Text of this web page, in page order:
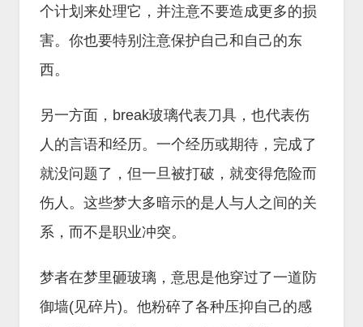
个计划来处理它，并注意不要造成更多的损
害。你也要特别注意保护自己和自己的东
西。
另一方面，break玻璃代表刀具，也代表伤
人的言语和经历。一个经历或期待，完成了
就没问题了，但一旦被打破，就变得危险而
伤人。这些梦大多暗示的是人与人之间的关
系，而不是职业冲突。
梦者在梦里砸玻璃，意思是他穿过了一道防
御墙(见碎片)。他粉碎了各种压抑自己的感